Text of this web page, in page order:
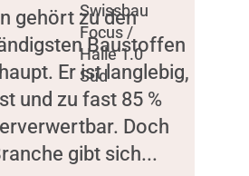
gehört zu den
Baustoffen
Er ist langlebig,
und zu fast 85 %
Doch
gibt sich...
Swissbau
Focus /
Halle 1.0
Süd